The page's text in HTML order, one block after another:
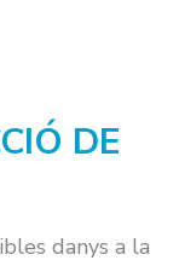
DE
danys a la